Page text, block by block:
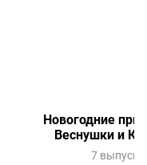
Новогодние
Веснушки и
7